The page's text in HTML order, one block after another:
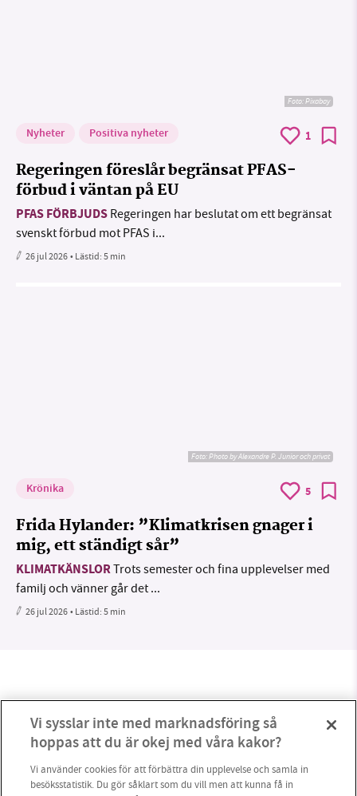
Foto:Pixabay
Nyheter Positiva nyheter 1
Regeringen föreslår begränsat PFAS-
förbud i väntan på EU
PFAS FÖRBJUDS Regeringen har beslutat om ett begränsat
svenskt förbud mot PFAS i...
26 jul 2026• Lästid:5 min
Foto:Photo by Alexandre P. Junior och privat
Krönika 5
Frida Hylander: ”Klimatkrisen gnager i
mig, ett ständigt sår”
KLIMATKÄNSLORTrots semester och fina upplevelser med
familj och vänner går det ...
26 jul 2026• Lästid:5 min
Vi sysslar inte med marknadsföring så
hoppas att du är okej med våra kakor?
Vi använder cookies för att förbättra din upplevelse och samla in
besöksstatistik. Du gör såklart som du vill men att kunna få in